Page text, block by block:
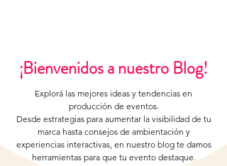
¡Bienvenidos a nuestro Blog!
Explorá las mejores ideas y tendencias en
producción de eventos.
Desde estrategias para aumentar la visibilidad de tu
marca hasta consejos de ambientación y
experiencias interactivas, en nuestro blog te damos
herramientas para que tu evento destaque.